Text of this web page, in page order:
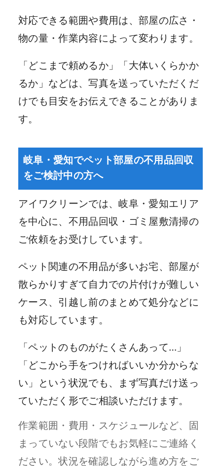
対応できる範囲や費用は、部屋の広さ・
物の量・作業内容によって変わります。
「どこまで頼めるか」「大体いくらかか
るか」などは、写真を送っていただくだ
けでも目安をお伝えできることがありま
す。
岐阜・愛知でペット部屋の不用品回収
をご検討中の方へ
アイワクリーンでは、岐阜・愛知エリア
を中心に、不用品回収・ゴミ屋敷清掃の
ご依頼をお受けしています。
ペット関連の不用品が多いお宅、部屋が
散らかりすぎて自力での片付けが難しい
ケース、引越し前のまとめて処分などに
も対応しています。
「ペットのものがたくさんあって…」
「どこから手をつければいいか分からな
い」という状況でも、まず写真だけ送っ
ていただく形でご相談いただけます。
作業範囲・費用・スケジュールなど、固
まっていない段階でもお気軽にご連絡く
ださい。状況を確認しながら進め方をご